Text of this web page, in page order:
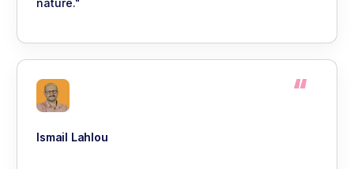
Ismail Lahlou